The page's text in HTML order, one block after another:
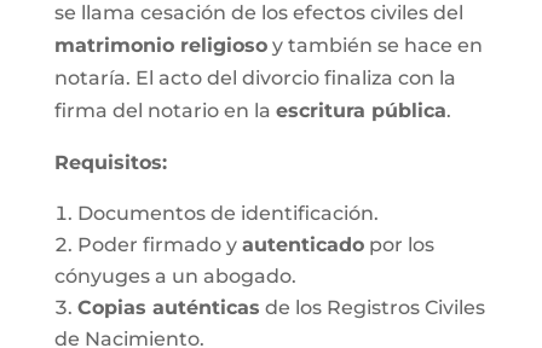
se llama cesación de los efectos civiles del
matrimonio religiosoy también se hace en
notaría. El acto del divorcio finaliza con la
firma del notario en la escritura pública.
Requisitos:
Documentos de identificación.
Poder firmado y autenticadopor los
cónyuges a un abogado.
Copias auténticas de los Registros Civiles
de Nacimiento.